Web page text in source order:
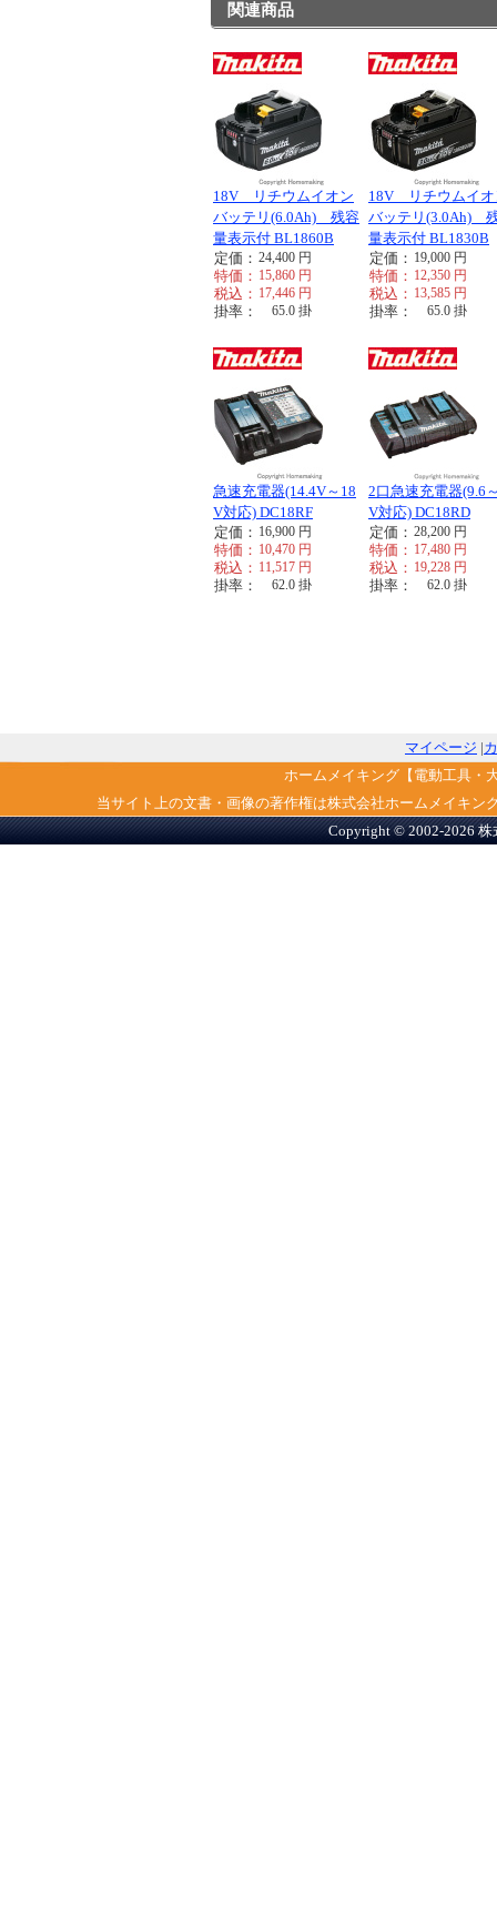
関連商品
18V リチウムイオン
バッテリ(6.0Ah) 残容
量表示付 BL1860B
定価： 24,400 円
特価： 15,860 円
税込： 17,446 円
掛率： 65.0 掛
18V リチウムイオ
バッテリ(3.0Ah)
量表示付 BL1830B
定価： 19,000 円
特価： 12,350 円
税込： 13,585 円
掛率： 65.0 掛
急速充電器(14.4V～18
V対応) DC18RF
定価： 16,900 円
特価： 10,470 円
税込： 11,517 円
掛率： 62.0 掛
2口急速充電器(9.6
V対応) DC18RD
定価： 28,200 円
特価： 17,480 円
税込： 19,228 円
掛率： 62.0 掛
マイページ |
ホームメイキング【電動工具・
当サイト上の文書・画像の著作権は株式会社ホームメイキ
Copyright © 2002-2026